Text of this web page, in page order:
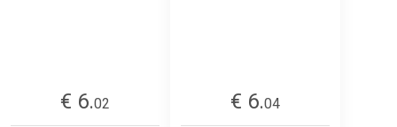
€ 6.02
€ 6.04